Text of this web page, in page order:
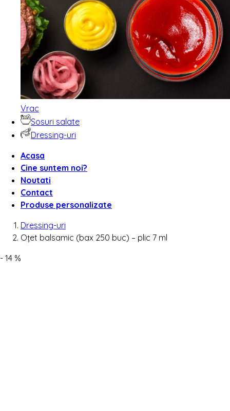
Vrac
Sosuri salate
Dressing-uri
Acasa
Cine suntem noi?
Noutati
Contact
Produse personalizate
Dressing-uri
Oțet balsamic (bax 250 buc) – plic 7 ml
- 14 %